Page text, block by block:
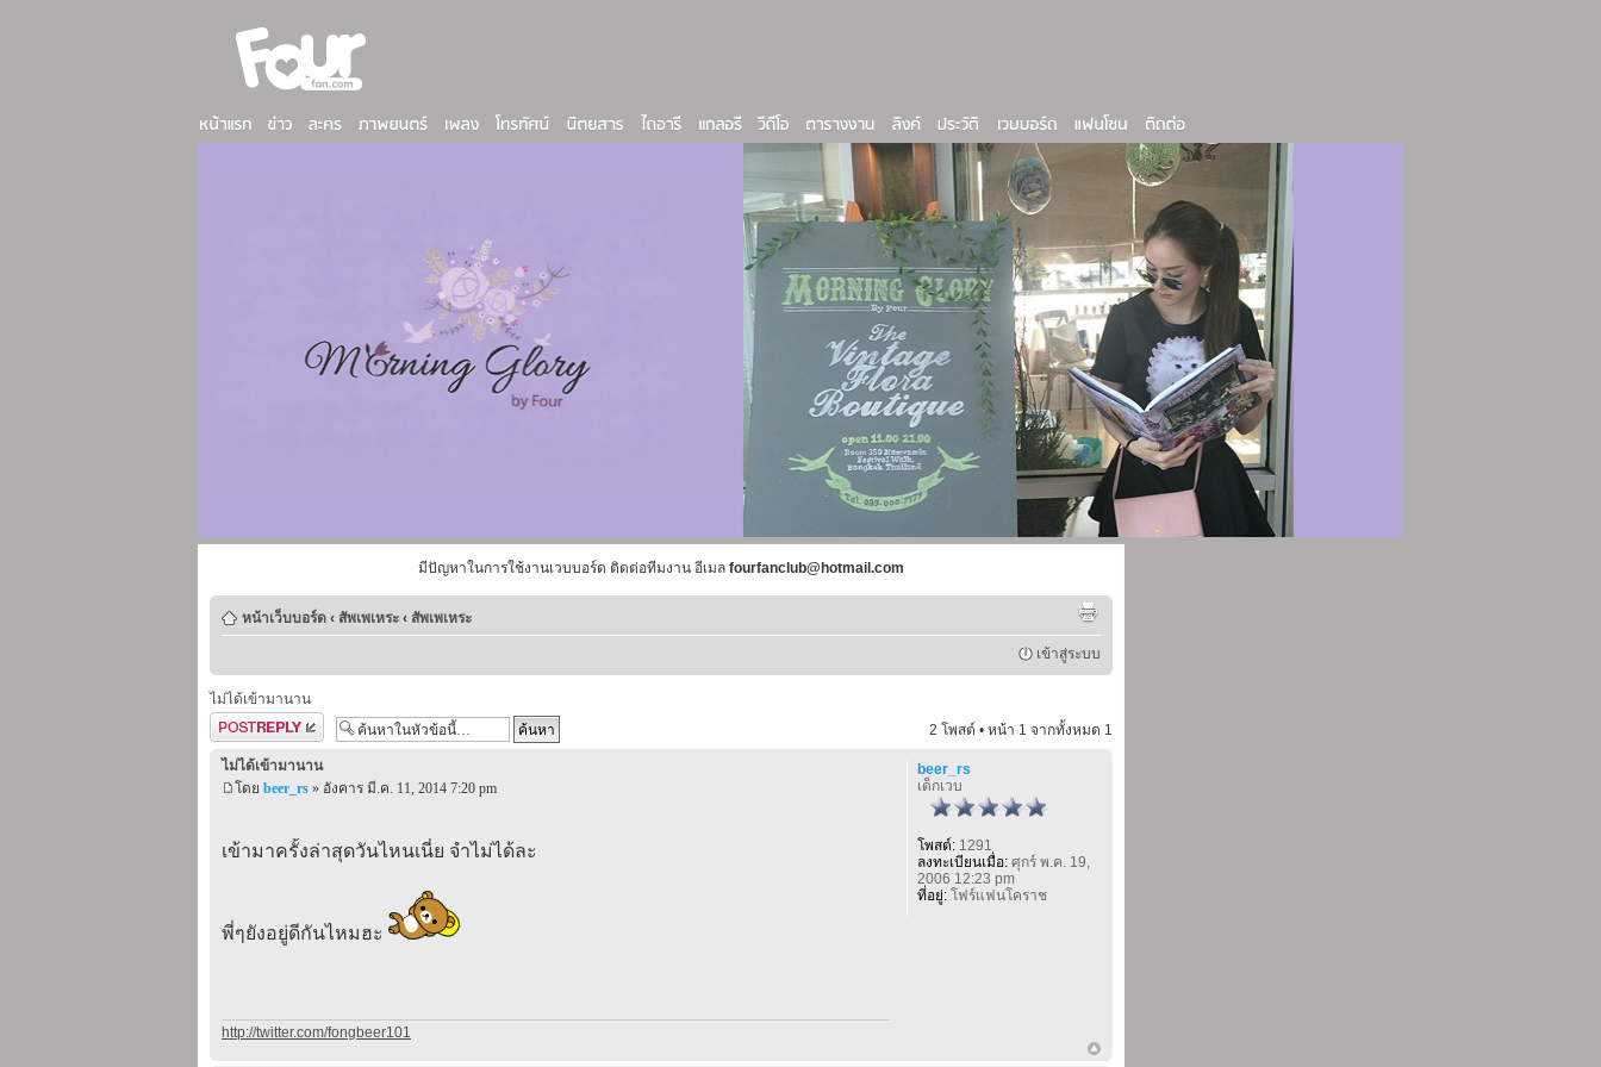
มีปัญหาในการใช้งานเวบบอร์ด ติดต่อทีมงาน อีเมล fourfanclub@hotmail.com
หน้าเว็บบอร์ด ‹ สัพเพเหระ ‹ สัพเพเหระ
เข้าสู่ระบบ
ไม่ได้เข้ามานาน
ตอบกระทู้
2 โพสต์ • หน้า 1 จากทั้งหมด 1
ไม่ได้เข้ามานาน
โดย beer_rs » อังคาร มี.ค. 11, 2014 7:20 pm
เข้ามาครั้งล่าสุดวันไหนเนี่ย จำไม่ได้ละ
พี่ๆยังอยู่ดีกันไหมฮะ
http://twitter.com/fongbeer101
beer_rs
เด็กเวบ
โพสต์:1291
ลงทะเบียนเมื่อ:ศุกร์ พ.ค. 19,
2006 12:23 pm
ที่อยู่:โฟร์แฟนโคราช